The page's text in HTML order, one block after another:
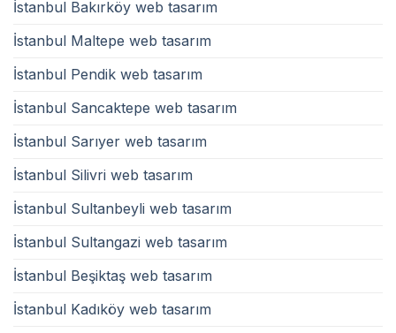
İstanbul Bakırköy web tasarım
İstanbul Maltepe web tasarım
İstanbul Pendik web tasarım
İstanbul Sancaktepe web tasarım
İstanbul Sarıyer web tasarım
İstanbul Silivri web tasarım
İstanbul Sultanbeyli web tasarım
İstanbul Sultangazi web tasarım
İstanbul Beşiktaş web tasarım
İstanbul Kadıköy web tasarım